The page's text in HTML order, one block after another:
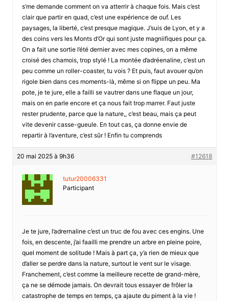
s’me demande comment on va atterrir à chaque fois. Mais c’est
clair que partir en quad, c’est une expérience de ouf. Les
paysages, la liberté, c’est presque magique. J’suis de Lyon, et y a
des coins vers les Monts d’Or qui sont juste magniifiques pour ça.
On a fait une sortie l’été dernier avec mes copines, on a même
croisé des chamois, trop stylé ! La montée d’adréenaline, c’est un
peu comme un roller-coaster, tu vois ? Et puis, faut avouer qu’on
rigole bien dans ces moments-là, même si on flippe un peu. Ma
pote, je te jure, elle a failli se vautrer dans une flaque un jour,
mais on en parle encore et ça nous fait trop marrer. Faut juste
rester prudente, parce que la nature,, c’est beau, mais ça peut
vite devenir casse-gueule. En tout cas, ça donne envie de
repartir à l’aventure, c’est sûr ! Enfin tu comprends
20 mai 2025 à 9h36 #12618
tutur20006331
Participant
Je te jure, l’adrernaline c’est un truc de fou avec ces engins. Une
fois, en descente, j’ai faailli me prendre un arbre en pleine poire,
quel moment de solitude ! Mais à part ça, y’a rien de mieux que
d’aller se perdre dans la nature, surtout le vent sur le visage.
Franchement, c’est comme la meilleure recette de grand-mère,
ça ne se démode jamais. On devrait tous essayer de frôler la
catastrophe de temps en temps, ça ajaute du piment à la vie !